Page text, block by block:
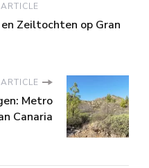
Zeiltochten op Gran
Metro
Canaria